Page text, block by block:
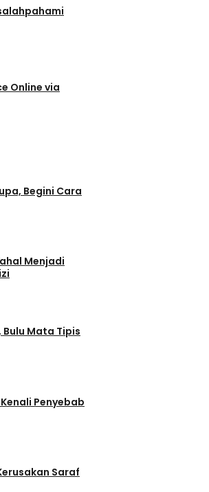
Online via
Begini Cara
Menjadi
Bulu Mata Tipis
Penyebab
Saraf